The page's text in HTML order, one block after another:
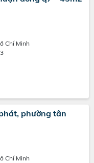
Chí Minh
phường tân
Chí Minh